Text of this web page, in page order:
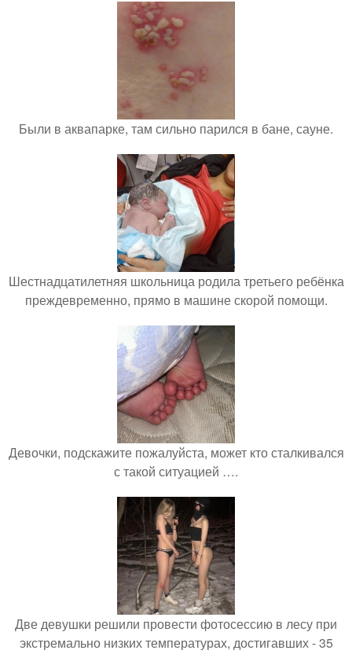
Были в аквапарке, там сильно парился в бане, сауне.
Шестнадцатилетняя школьница родила третьего ребёнка
преждевременно, прямо в машине скорой помощи.
Девочки, подскажите пожалуйста, может кто сталкивался
с такой ситуацией ….
Две девушки решили провести фотосессию в лесу при
экстремально низких температурах, достигавших - 35